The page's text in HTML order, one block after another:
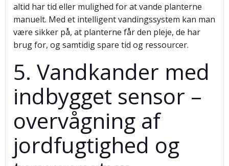
altid har tid eller mulighed for at vande planterne
manuelt. Med et intelligent vandingssystem kan man
være sikker på, at planterne får den pleje, de har
brug for, og samtidig spare tid og ressourcer.
5. Vandkander med
indbygget sensor –
overvågning af
jordfugtighed og